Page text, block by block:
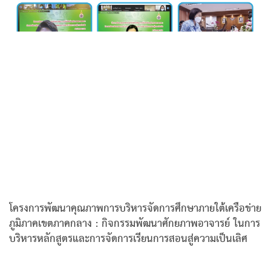
โครงการพัฒนาคุณภาพการบริหารจัดการศึกษาภายใต้เครือข่าย
ภูมิภาคเขตภาคกลาง : กิจกรรมพัฒนาศักยภาพอาจารย์ ในการ
บริหารหลักสูตรและการจัดการเรียนการสอนสู่ความเป็นเลิศ